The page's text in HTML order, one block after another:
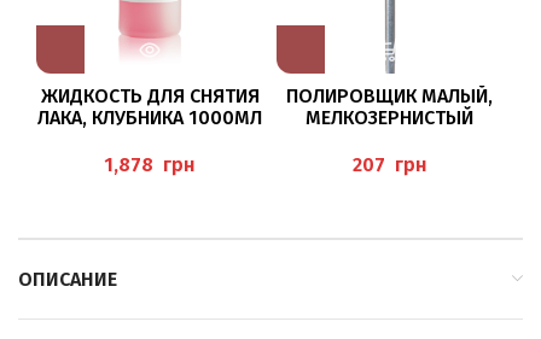
ЖИДКОСТЬ ДЛЯ СНЯТИЯ
ЛАКА, КЛУБНИКА 1000МЛ
ERDBEER” BAEHR
грн
ПОЛИРОВЩИК МАЛЫЙ,
МЕЛКОЗЕРНИСТЫЙ
грн
ОПИСАНИЕ